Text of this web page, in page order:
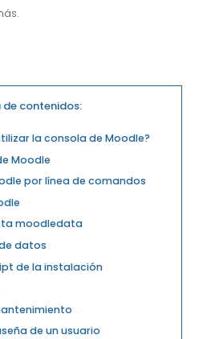
de contenidos:
la consola de Moodle?
Moodle
por línea de comandos
moodledata
datos
de la instalación
de un usuario